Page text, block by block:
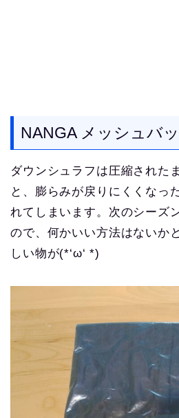
NANGA メッシュバ
ダウンシュラフは圧縮された
と、膨らみが戻りにくくなっ
れてしまいます。次のシーズ
ので、何かいい方法はないか
しい物が(*‘ω‘ *)